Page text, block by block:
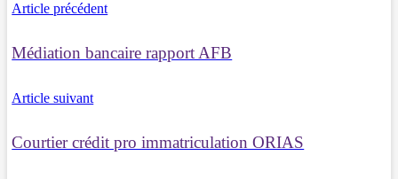
Article précédent
Médiation bancaire rapport AFB
Article suivant
Courtier crédit pro immatriculation ORIAS